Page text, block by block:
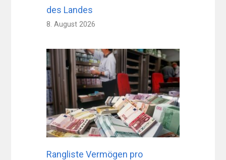
des Landes
8. August 2026
Rangliste Vermögen pro